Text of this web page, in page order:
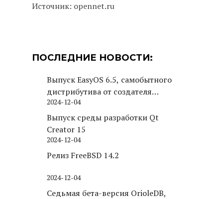
Источник: opennet.ru
ПОСЛЕДНИЕ НОВОСТИ:
Выпуск EasyOS 6.5, самобытного
дистрибутива от создателя
Puppy Linux
2024-12-04
Выпуск среды разработки Qt
Creator 15
2024-12-04
Релиз FreeBSD 14.2
2024-12-04
Седьмая бета-версия OrioleDB,